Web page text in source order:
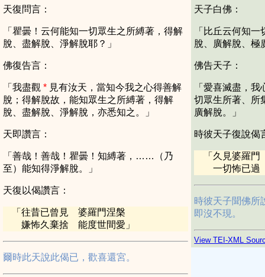
天復問言：
「瞿曇！云何能知一切眾生之所縛著，得解
脫、盡解脫、淨解脫耶？」
佛復告言：
「我盡觀* 見有汝天，當知今我之心得善解
脫；得解脫故，能知眾生之所縛著，得解
脫、盡解脫、淨解脫，亦悉知之。」
天即讚言：
「善哉！善哉！瞿曇！知縛著，……（乃
至）能知得淨解脫。」
天復以偈讚言：
「往昔已曾見 婆羅門涅槃
嫌怖久棄捨 能度世間愛 」
爾時此天說此偈已，歡喜還宮。
天子白佛：
「比丘云何知
脫、廣解脫、極
佛告天子：
「愛喜滅盡，
切眾生所著、所
廣解脫。」
時彼天子復說偈
「 久見婆羅
一切怖已
時彼天子聞佛所
即沒不現。
View TEI-XML